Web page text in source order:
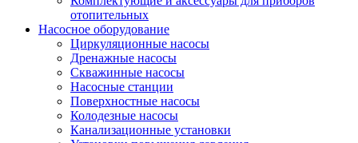
отопительных
Насосное оборудование
Циркуляционные насосы
Дренажные насосы
Скважинные насосы
Насосные станции
Поверхностные насосы
Колодезные насосы
Канализационные установки